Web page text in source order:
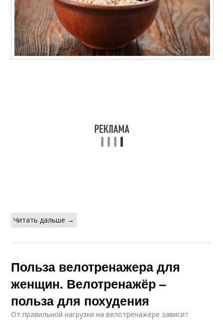
Кефир для похудения Тыква для похудения
Читать дальше →
Польза велотренажера для
женщин. Велотренажёр –
польза для похудения
От правильной нагрузки на велотренажёре зависит